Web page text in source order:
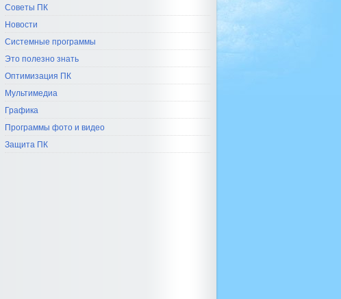
Советы ПК
Новости
Системные программы
Это полезно знать
Оптимизация ПК
Мультимедиа
Графика
Программы фото и видео
Защита ПК